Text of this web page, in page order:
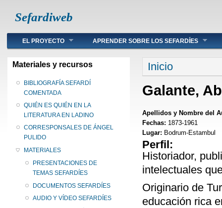
Sefardiweb
Main menu
EL PROYECTO APRENDER SOBRE LOS SEFARDÍES
Materiales y recursos
BIBLIOGRAFÍA SEFARDÍ
COMENTADA
QUIÉN ES QUIÉN EN LA
LITERATURA EN LADINO
CORRESPONSALES DE ÁNGEL
PULIDO
MATERIALES
PRESENTACIONES DE
TEMAS SEFARDÍES
DOCUMENTOS SEFARDÍES
AUDIO Y VÍDEO SEFARDÍES
Se encuentra
Inicio
Galante,
Apellidos y Nombre del
Fechas: 1873-1961
Lugar: Bodrum-Estambul
Perfil:
Historiador,
intelectuales
Originario de
educación rica